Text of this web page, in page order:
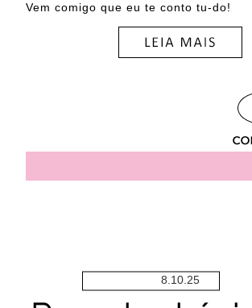
Vem comigo que eu te conto tu-do!
8.10.25